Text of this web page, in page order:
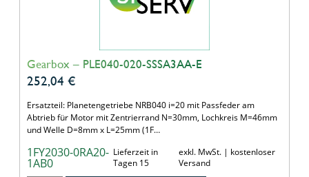
Gearbox – PLE040-020-SSSA3AA-E
252,04 €
Ersatzteil: Planetengetriebe NRB040 i=20 mit Passfeder am
Abtrieb für Motor mit Zentrierrand N=30mm, Lochkreis M=46mm
und Welle D=8mm x L=25mm (1F…
1FY2030-0RA20-
1AB0
Lieferzeit in
Tagen 15
exkl. MwSt. | kostenloser
Versand